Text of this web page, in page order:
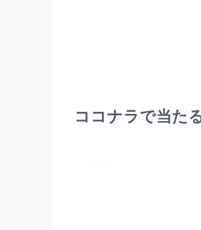
ココナラで当た